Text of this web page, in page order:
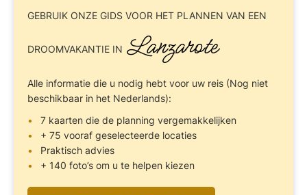
GEBRUIK ONZE GIDS VOOR HET PLANNEN VAN EEN
DROOMVAKANTIE IN Lanzarote
Alle informatie die u nodig hebt voor uw reis (Nog niet
beschikbaar in het Nederlands):
7 kaarten die de planning vergemakkelijken
+ 75 vooraf geselecteerde locaties
Praktisch advies
+ 140 foto’s om u te helpen kiezen